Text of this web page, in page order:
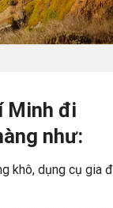
Minh đi
như:
khô, dụng cụ gia